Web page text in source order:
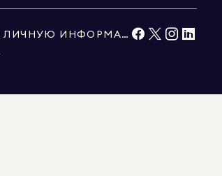
НЕ ПРОДАВАЙТЕ И НЕ ПЕРЕДАВАЙТЕ МОЮ ЛИЧНУЮ ИНФОРМАЦИЮ